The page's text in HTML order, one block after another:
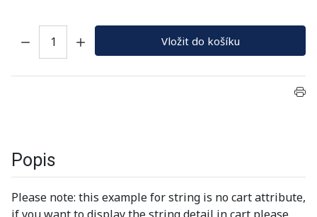
Vložit do košíku
Popis
Please note: this example for string is no cart attribute,